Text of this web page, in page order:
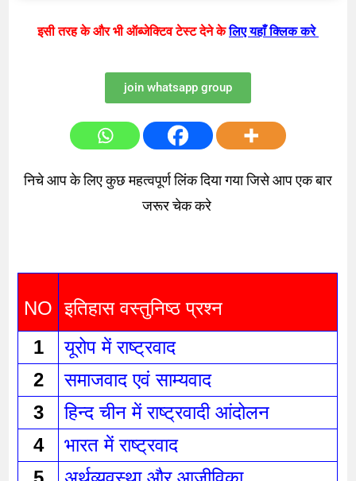
इसी तरह के और भी ऑब्जेक्टिव टेस्ट देने केलिए यहाँ क्लिक करे
join whatsapp group
निचे आप के लिए कुछ महत्वपूर्ण लिंक दिया गया जिसे आप एक बार
जरूर चेक करे
NO इतिहास वस्तुनिष्ठ प्रश्न
1
यूरोप में राष्ट्रवाद
2
समाजवाद एवं साम्यवाद
3
हिन्द चीन में राष्ट्रवादी आंदोलन
4
भारत में राष्ट्रवाद